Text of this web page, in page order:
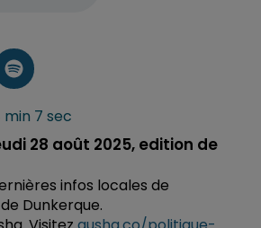
7 sec
28 août 2025, edition de
infos locales de
Dunkerque.